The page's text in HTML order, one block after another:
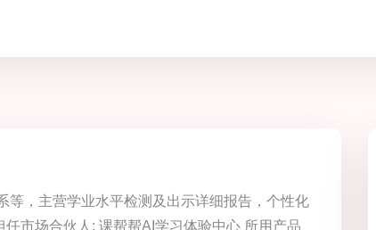
等，主营学业水平检测及出示详细报告，个性化
市场合伙人: 课帮帮AI学习体验中心 所用产品